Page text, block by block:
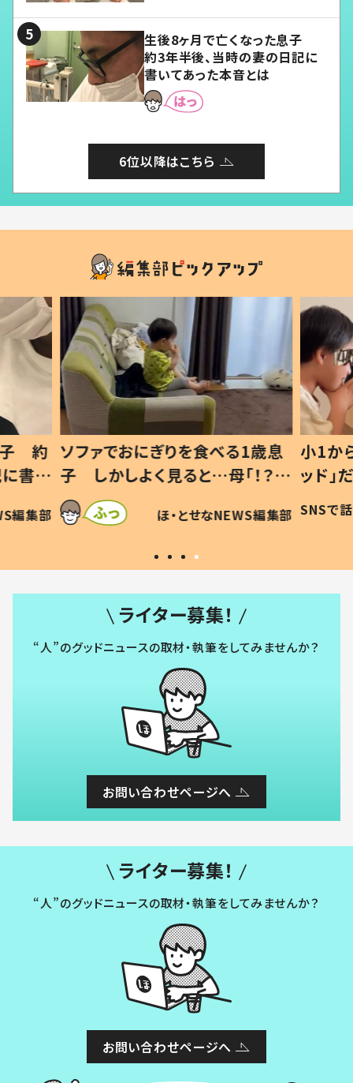
生後8ヶ月で亡くなった息子
約3年半後、当時の妻の日記に
書いてあった本音とは
6位以降はこちら
歳息
？」
編集部
小1から不登校、息子は「ギフテ
ッド」だった 父が“ウチ給食”を
作り続ける理由とは #令和の親
#令和の子
SNSで話題 ほ・とせなNEWS編集部
ひ孫
が、抱
「涙
い」
ライター募集！
“人”のグッドニュースの取材・執筆をしてみませんか？
お問い合わせページへ
ライター募集！
“人”のグッドニュースの取材・執筆をしてみませんか？
お問い合わせページへ